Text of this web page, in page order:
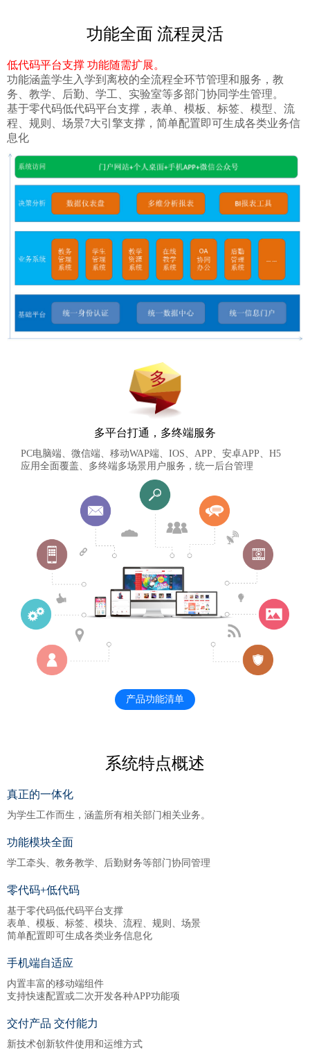
功能全面 流程灵活
低代码平台支撑 功能随需扩展。
功能涵盖学生入学到离校的全流程全环节管理和服务，教
务、教学、后勤、学工、实验室等多部门协同学生管理。
基于零代码低代码平台支撑，表单、模板、标签、模型、流
程、规则、场景7大引擎支撑，简单配置即可生成各类业务信
息化
多平台打通，多终端服务
PC电脑端、微信端、移动WAP端、IOS、APP、安卓APP、H5
应用全面覆盖、多终端多场景用户服务，统一后台管理
产品功能清单
系统特点概述
真正的一体化
为学生工作而生，涵盖所有相关部门相关业务。
功能模块全面
学工牵头、教务教学、后勤财务等部门协同管理
零代码+低代码
基于零代码低代码平台支撑
表单、模板、标签、模块、流程、规则、场景
简单配置即可生成各类业务信息化
手机端自适应
内置丰富的移动端组件
支持快速配置或二次开发各种APP功能项
交付产品 交付能力
新技术创新软件使用和运维方式